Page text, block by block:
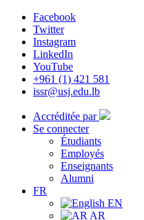
Facebook
Twitter
Instagram
LinkedIn
YouTube
+961 (1) 421 581
issr@usj.edu.lb
Accréditée par
Se connecter
Étudiants
Employés
Enseignants
Alumni
FR
EN
AR